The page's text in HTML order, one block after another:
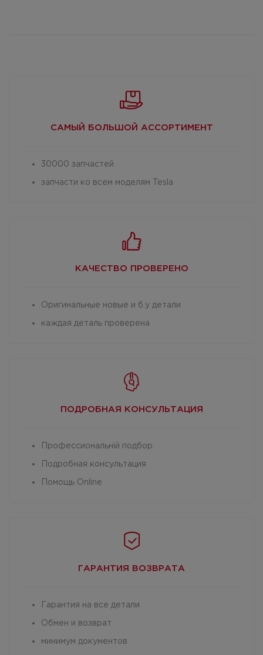
САМЫЙ БОЛЬШОЙ АССОРТИМЕНТ
30000 запчастей
запчасти ко всем моделям Tesla
КАЧЕСТВО ПРОВЕРЕНО
Оригинальные новые и б.у детали
каждая деталь проверена
ПОДРОБНАЯ КОНСУЛЬТАЦИЯ
Профессиональній подбор
Подробная консультация
Помощь Online
ГАРАНТИЯ ВОЗВРАТА
Гарантия на все детали
Обмен и возврат
минимум документов